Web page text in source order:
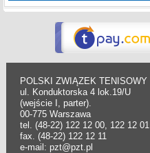
POLSKI ZWIĄZEK TENISOWY
ul. Konduktorska 4 lok.19/U
(wejście I, parter).
00-775 Warszawa
tel. (48-22) 122 12 00, 122 12 01
fax. (48-22) 122 12 11
e-mail: pzt@pzt.pl